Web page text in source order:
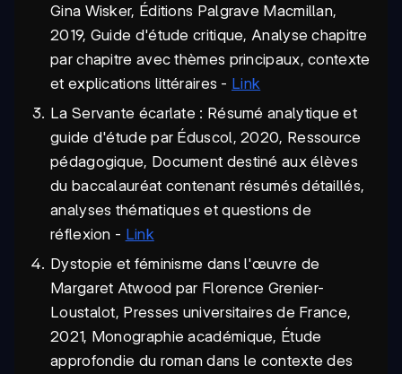
Gina Wisker, Éditions Palgrave Macmillan,
2019, Guide d'étude critique, Analyse chapitre
par chapitre avec thèmes principaux, contexte
et explications littéraires - Link
La Servante écarlate : Résumé analytique et
guide d'étude par Éduscol, 2020, Ressource
pédagogique, Document destiné aux élèves
du baccalauréat contenant résumés détaillés,
analyses thématiques et questions de
réflexion - Link
Dystopie et féminisme dans l'œuvre de
Margaret Atwood par Florence Grenier-
Loustalot, Presses universitaires de France,
2021, Monographie académique, Étude
approfondie du roman dans le contexte des